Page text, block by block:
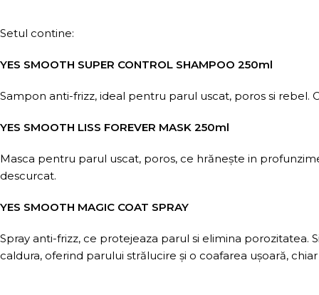
Setul contine:
YES SMOOTH SUPER CONTROL SHAMPOO 250ml
Sampon anti-frizz, ideal pentru parul uscat, poros si rebel.
YES SMOOTH LISS FOREVER MASK 250ml
Masca pentru parul uscat, poros, ce hrănește in
descurcat.
YES SMOOTH MAGIC COAT SPRAY
Spray anti-frizz, ce protejeaza parul si elimina porozitatea.
caldura, oferind parului strălucire și o coafarea ușoară,